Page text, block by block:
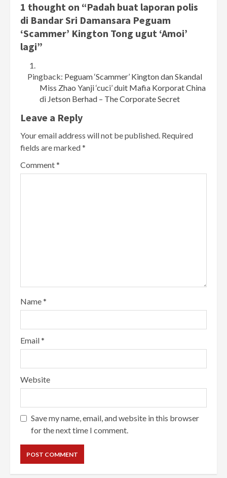
1 thought on “Padah buat laporan polis
di Bandar Sri Damansara Peguam
‘Scammer’ Kington Tong ugut ‘Amoi’
lagi”
Pingback: Peguam ‘Scammer’ Kington dan Skandal
Miss Zhao Yanji ‘cuci’ duit Mafia Korporat China
di Jetson Berhad – The Corporate Secret
Leave a Reply
Your email address will not be published. Required
fields are marked*
Comment*
Name*
Email*
Website
Save my name, email, and website in this browser
for the next time I comment.